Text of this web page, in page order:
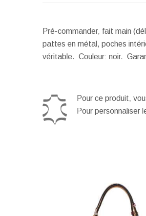
Pré-commander, fait main
pattes en métal, poches
véritable. Couleur: noir.
Pour ce produit,
Pour personnaliser